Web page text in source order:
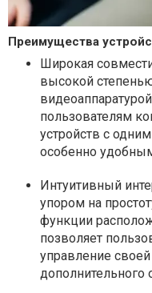
Преимущества
Широкая
высокой
пользователям
устройств с
особенно
Интуитивный
упором на
функции
позволяет
управление
дополнительного